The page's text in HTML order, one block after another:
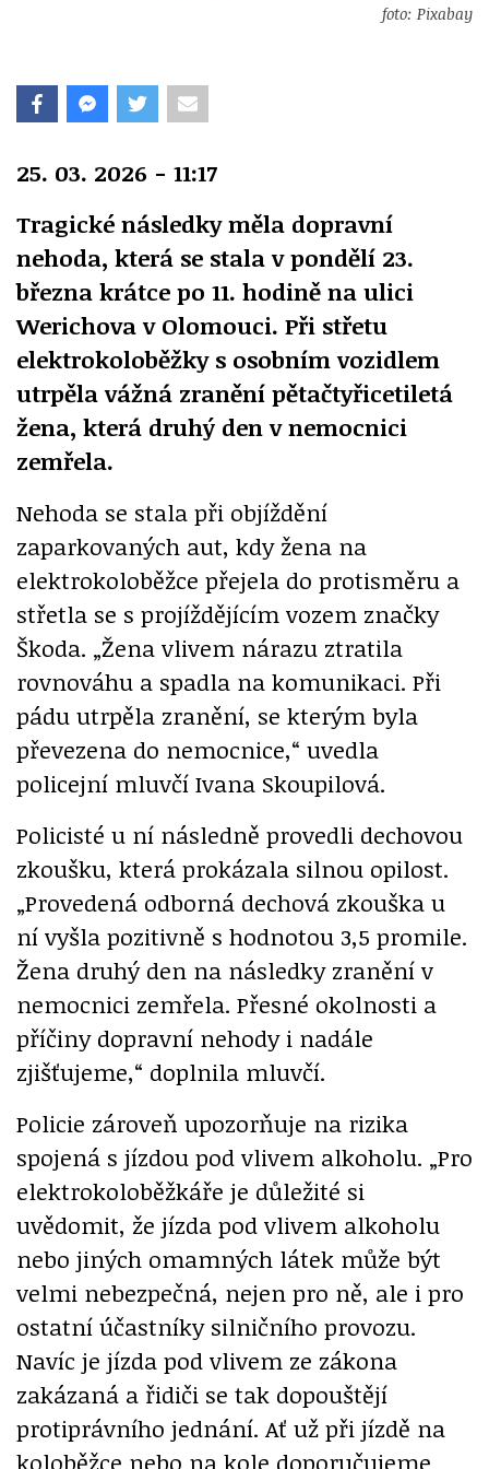
foto: Pixabay
25. 03. 2026 - 11:17
Tragické následky měla dopravní
nehoda, která se stala v pondělí 23.
března krátce po 11. hodině na ulici
Werichova v Olomouci. Při střetu
elektrokoloběžky s osobním vozidlem
utrpěla vážná zranění pětačtyřicetiletá
žena, která druhý den v nemocnici
zemřela.
Nehoda se stala při objíždění
zaparkovaných aut, kdy žena na
elektrokoloběžce přejela do protisměru a
střetla se s projíždějícím vozem značky
Škoda. „Žena vlivem nárazu ztratila
rovnováhu a spadla na komunikaci. Při
pádu utrpěla zranění, se kterým byla
převezena do nemocnice,“ uvedla
policejní mluvčí Ivana Skoupilová.
Policisté u ní následně provedli dechovou
zkoušku, která prokázala silnou opilost.
„Provedená odborná dechová zkouška u
ní vyšla pozitivně s hodnotou 3,5 promile.
Žena druhý den na následky zranění v
nemocnici zemřela. Přesné okolnosti a
příčiny dopravní nehody i nadále
zjišťujeme,“ doplnila mluvčí.
Policie zároveň upozorňuje na rizika
spojená s jízdou pod vlivem alkoholu. „Pro
elektrokoloběžkáře je důležité si
uvědomit, že jízda pod vlivem alkoholu
nebo jiných omamných látek může být
velmi nebezpečná, nejen pro ně, ale i pro
ostatní účastníky silničního provozu.
Navíc je jízda pod vlivem ze zákona
zakázaná a řidiči se tak dopouštějí
protiprávního jednání. Ať už při jízdě na
koloběžce nebo na kole doporučujeme